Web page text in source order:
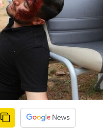
Edirne
Elazığ
Gaziantep
Giresun